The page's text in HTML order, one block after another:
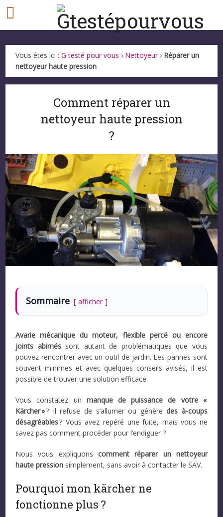
Vous êtes ici :G testé pour vous › Nettoyeur› Réparer un
nettoyeur haute pression
Comment réparer un
nettoyeur haute pression
?
Sommaire afficher
Avarie mécanique du moteur, flexible percé ou encore
joints abiméssont autant de problématiques que vous
pouvez rencontrer avec un outil de jardin. Les pannes sont
souvent minimes et avec quelques conseils avisés, il est
possible de trouver une solution efficace.
Vous constatez un manque de puissance de votre «
Kärcher »? Il refuse de s’allumer ou génèredes à-coups
désagréables? Vous avez repéré une fuite, mais vous ne
savez pas comment procéder pour l’endiguer ?
Nous vous expliquons comment réparer un nettoyeur
haute pression simplement, sans avoir à contacter le SAV.
Pourquoi mon kärcher ne
fonctionne plus ?